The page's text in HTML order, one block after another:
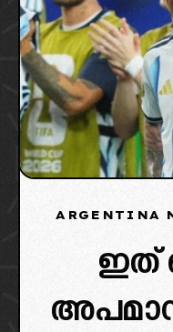
ARGENTINA
ഇത്